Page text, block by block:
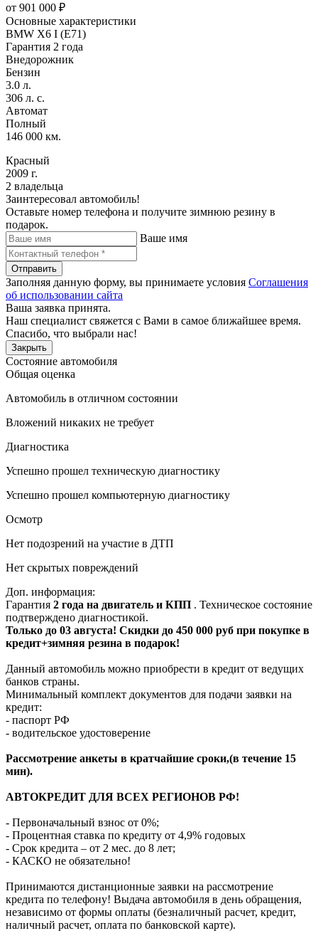
от 901 000 ₽
Основные характеристики
BMW X6 I (E71)
Гарантия 2 года
Внедорожник
Бензин
3.0 л.
306 л. с.
Автомат
Полный
146 000 км.
Красный
2009 г.
2 владельца
Заинтересовал автомобиль!
Оставьте номер телефона и получите зимнюю резину в
подарок.
Ваше имя
Отправить
Заполняя данную форму, вы принимаете условия Соглашения
об использовании сайта
Ваша заявка принята.
Наш специалист свяжется с Вами в самое ближайшее время.
Спасибо, что выбрали нас!
Закрыть
Состояние автомобиля
Общая оценка
Автомобиль в отличном состоянии
Вложений никаких не требует
Диагностика
Успешно прошел техническую диагностику
Успешно прошел компьютерную диагностику
Осмотр
Нет подозрений на участие в ДТП
Нет скрытых повреждений
Доп. информация:
Гарантия 2 года на двигатель и КПП . Техническое состояние
подтверждено диагностикой.
Только до 03 августа! Скидки до 450 000 руб при покупке в
кредит+зимняя резина в подарок!
Данный автомобиль можно приобрести в кредит от ведущих
банков страны.
Минимальный комплект документов для подачи заявки на
кредит:
- паспорт РФ
- водительское удостоверение
Рассмотрение анкеты в кратчайшие сроки,(в течение 15
мин).
АВТОКРЕДИТ ДЛЯ ВСЕХ РЕГИОНОВ РФ!
- Первоначальный взнос от 0%;
- Процентная ставка по кредиту от 4,9% годовых
- Срок кредита – от 2 мес. до 8 лет;
- КАСКО не обязательно!
Принимаются дистанционные заявки на рассмотрение
кредита по телефону! Выдача автомобиля в день обращения,
независимо от формы оплаты (безналичный расчет, кредит,
наличный расчет, оплата по банковской карте).